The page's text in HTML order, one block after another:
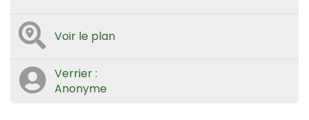
Voir le plan
Verrier :
Anonyme